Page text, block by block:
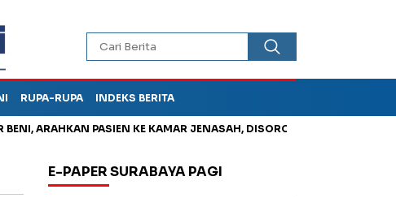
RUPA-RUPA INDEKS BERITA
ARAHKAN PASIEN KE KAMAR JENASAH, DISOROT
E-PAPER SURABAYA PAGI